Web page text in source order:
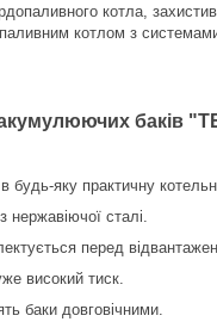
котла,
котлом з
баків
будь-яку практичну
сталі.
перед
високий тиск.
баки довговічними.